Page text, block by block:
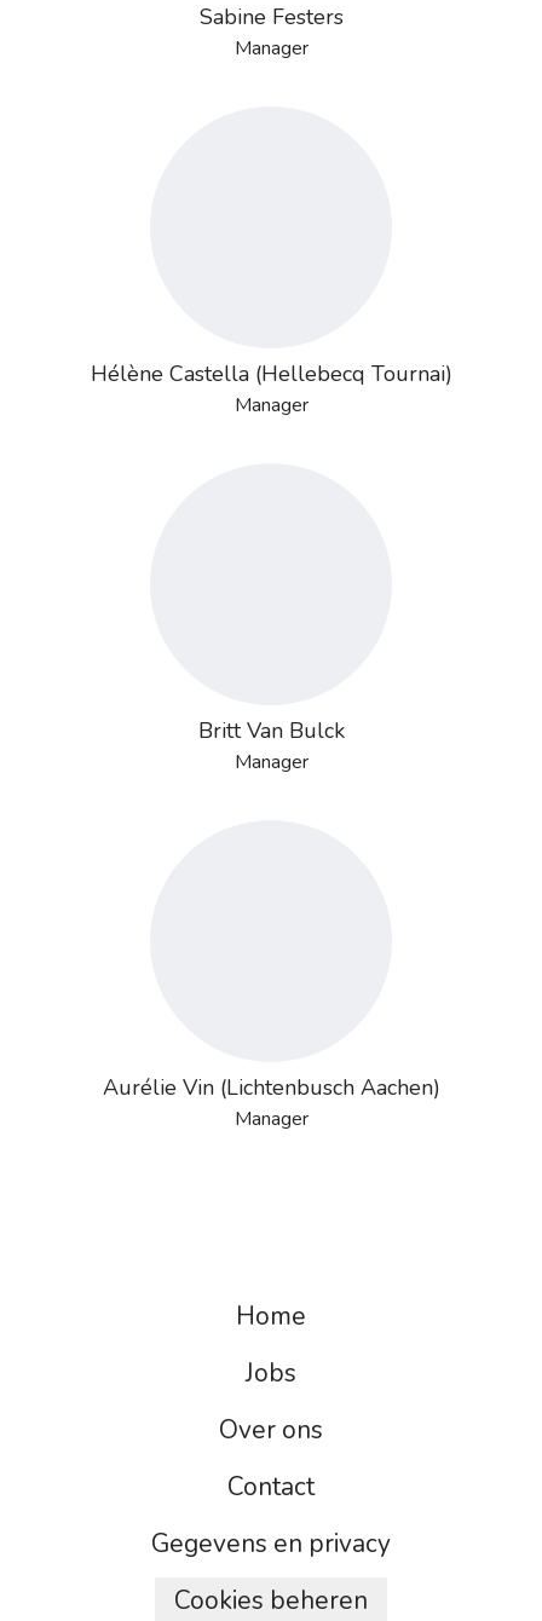
Sabine Festers
Manager
Hélène Castella (Hellebecq Tournai)
Manager
Britt Van Bulck
Manager
Aurélie Vin (Lichtenbusch Aachen)
Manager
Home
Jobs
Over ons
Contact
Gegevens en privacy
Cookies beheren